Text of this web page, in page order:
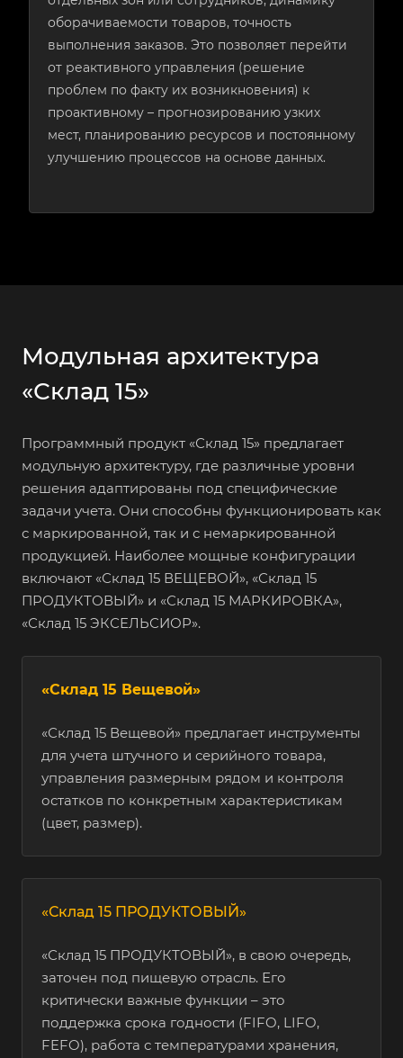
оборачиваемости товаров, точность
выполнения заказов. Это позволяет перейти
от реактивного управления (решение
проблем по факту их возникновения) к
проактивному – прогнозированию узких
мест, планированию ресурсов и постоянному
улучшению процессов на основе данных.
Модульная архитектура
«Склад 15»
Программный продукт «Склад 15» предлагает
модульную архитектуру, где различные уровни
решения адаптированы под специфические
задачи учета. Они способны функционировать как
с маркированной, так и с немаркированной
продукцией. Наиболее мощные конфигурации
включают «Склад 15 ВЕЩЕВОЙ», «Склад 15
ПРОДУКТОВЫЙ» и «Склад 15 МАРКИРОВКА»,
«Склад 15 ЭКСЕЛЬСИОР».
«Склад 15 Вещевой»
«Склад 15 Вещевой» предлагает инструменты
для учета штучного и серийного товара,
управления размерным рядом и контроля
остатков по конкретным характеристикам
(цвет, размер).
«Склад 15 ПРОДУКТОВЫЙ»
«Склад 15 ПРОДУКТОВЫЙ», в свою очередь,
заточен под пищевую отрасль. Его
критически важные функции – это
поддержка срока годности (FIFO, LIFO,
FEFO), работа с температурами хранения,